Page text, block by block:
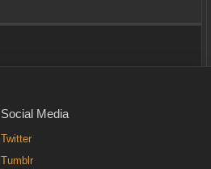
Social Media
Twitter
Tumblr